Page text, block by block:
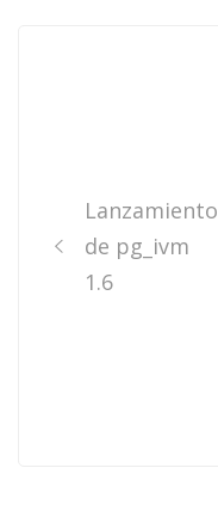
Lanzamiento
de pg_ivm
1.6